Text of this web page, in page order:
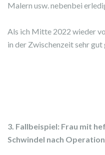
Malern usw. nebenbei
Als ich Mitte 2022 wieder
in der Zwischenzeit sehr gut
3. Fallbeispiel: Frau mit
Schwindel nach